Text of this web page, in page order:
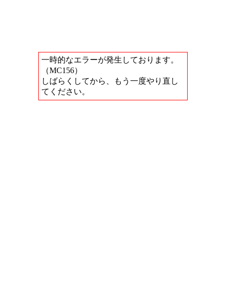
一時的なエラーが発生しております。
（MC156）
しばらくしてから、もう一度やり直し
てください。